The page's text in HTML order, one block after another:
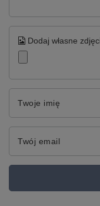
Dodaj własne
Twoje imię
Twój email